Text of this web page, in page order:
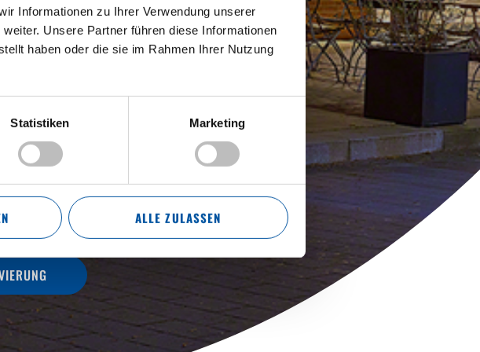
Informationen zu Ihrer Verwendung unserer
Unsere Partner führen diese Informationen
haben oder die sie im Rahmen Ihrer Nutzung
Statistiken Marketing
ALLE ZULASSEN
IM HOFBRÄU